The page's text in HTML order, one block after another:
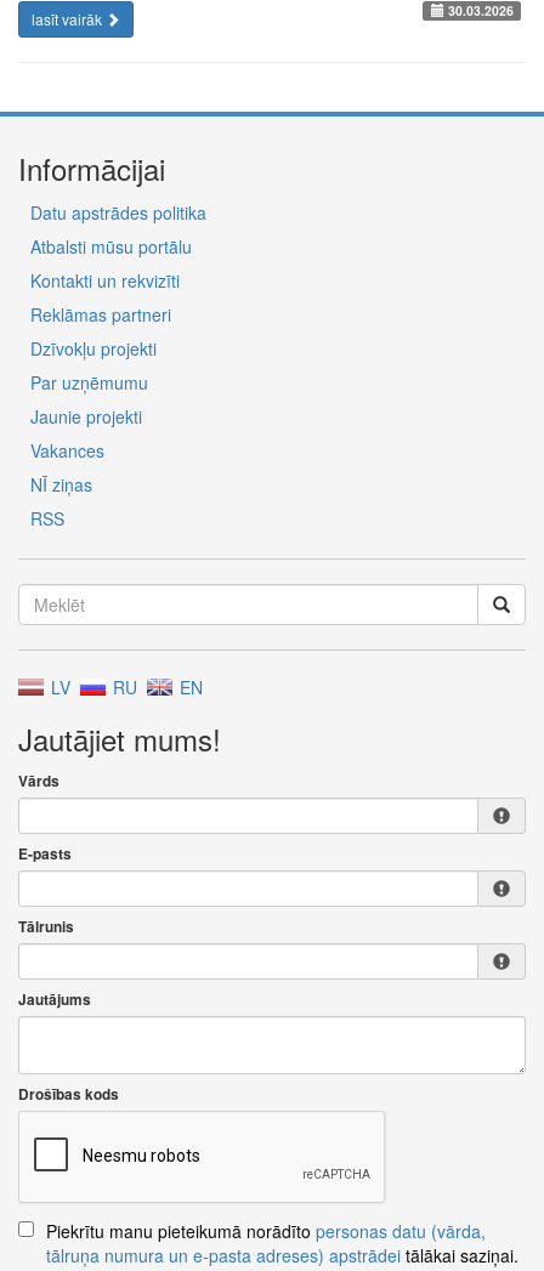
lasīt vairāk 30.03.2026
Informācijai
Datu apstrādes politika
Atbalsti mūsu portālu
Kontakti un rekvizīti
Reklāmas partneri
Dzīvokļu projekti
Par uzņēmumu
Jaunie projekti
Vakances
NĪ ziņas
RSS
LV RU EN
Jautājiet mums!
Vārds
E-pasts
Tālrunis
Jautājums
Drošības kods
Piekrītu manu pieteikumā norādīto personas datu (vārda,
tālruņa numura un e-pasta adreses) apstrādei tālākai saziņai.